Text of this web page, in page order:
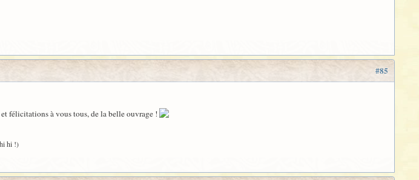
#85
félicitations à vous tous, de la belle ouvrage !
hi !)